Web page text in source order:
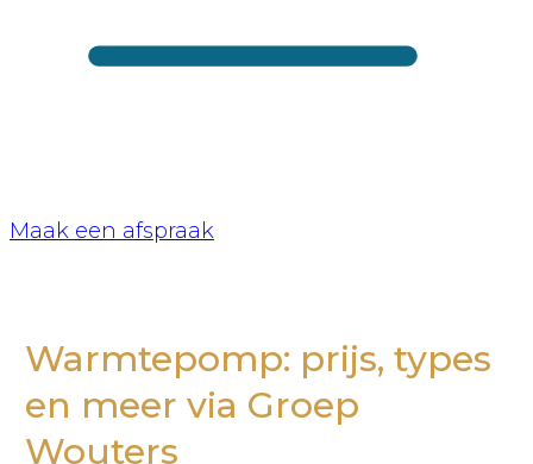
Maak een afspraak
Warmtepomp: prijs, types
en meer via Groep
Wouters